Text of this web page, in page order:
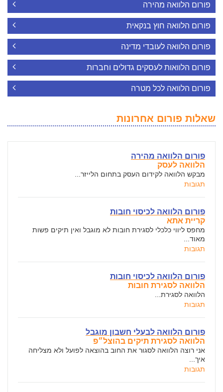
פורום הלוואה מהירה
פורום הלוואה חוץ בנקאית
פורום הלוואה לעובדי מדינה
פורום הלוואות לעסקים גדולים וחברות
פורום הלוואה לכל מטרה
שאלות פורום אחרונות
פורום הלוואה מהירה
הלוואה לעסק
מבקש הלוואה לקידום העסק בתחום הלייזר...
תגובות
פורום הלוואה לכיסוי חובות
קריית אתא
מחפס ליווי כלכלי לסגירת חובות לא מוגבל ואין תיקים פשות
מאוד...
תגובות
פורום הלוואה לכיסוי חובות
הלוואה לסגירת חובות
הלוואה לסגירת...
תגובות
פורום הלוואה לבעלי חשבון מוגבל
הלוואה לסגירת תיקים בהוצל״פ
אני רוצה הלוואה לסגור את החוב בהוצאה לפועל ולא מצליחה
איך...
תגובות